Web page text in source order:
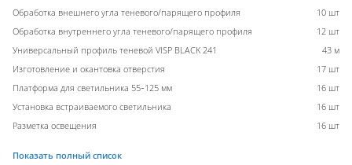
Обработка внешнего угла теневого/парящего профиля
10 шт
Обработка внутреннего угла теневого/парящего профиля
12 шт
Универсальный профиль теневой VISP BLACK 241
43 м
Изготовление и окантовка отверстия
17 шт
Платформа для светильника 55-125 мм
16 шт
Установка встраиваемого светильника
16 шт
Разметка освещения
16 шт
Показать полный список